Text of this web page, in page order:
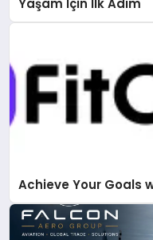
Yaşam İçin İlk Adım
Achieve Your Goals